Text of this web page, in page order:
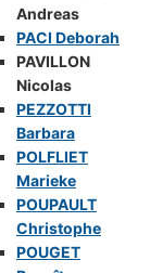
Andreas
PACI Deborah
PAVILLON
Nicolas
PEZZOTTI
Barbara
POLFLIET
Marieke
POUPAULT
Christophe
POUGET